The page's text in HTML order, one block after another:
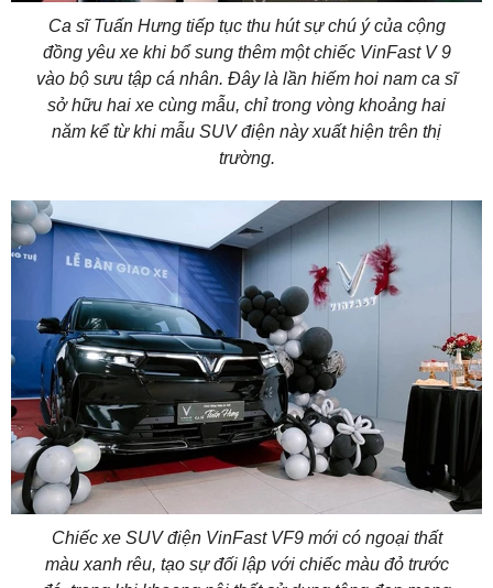
Ca sĩ Tuấn Hưng tiếp tục thu hút sự chú ý của cộng
đồng yêu xe khi bổ sung thêm một chiếc VinFast V 9
vào bộ sưu tập cá nhân. Đây là lần hiếm hoi nam ca sĩ
sở hữu hai xe cùng mẫu, chỉ trong vòng khoảng hai
năm kể từ khi mẫu SUV điện này xuất hiện trên thị
trường.
Chiếc xe SUV điện VinFast VF9 mới có ngoại thất
màu xanh rêu, tạo sự đối lập với chiếc màu đỏ trước